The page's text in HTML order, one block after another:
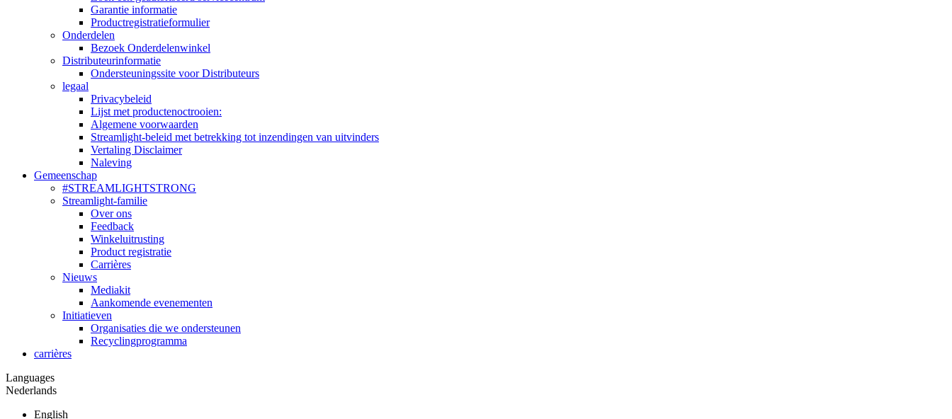
Garantie informatie
Productregistratieformulier
Onderdelen
Bezoek Onderdelenwinkel
Distributeurinformatie
Ondersteuningssite voor Distributeurs
legaal
Privacybeleid
Lijst met productenoctrooien:
Algemene voorwaarden
Streamlight-beleid met betrekking tot inzendingen van uitvinders
Vertaling Disclaimer
Naleving
Gemeenschap
#STREAMLIGHTSTRONG
Streamlight-familie
Over ons
Feedback
Winkeluitrusting
Product registratie
Carrières
Nieuws
Mediakit
Aankomende evenementen
Initiatieven
Organisaties die we ondersteunen
Recyclingprogramma
carrières
Languages
Nederlands
English